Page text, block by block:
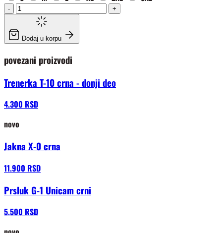
- +
Dodaj u korpu
povezani proizvodi
Trenerka T-10 crna - donji deo
4.300 RSD
novo
Jakna X-0 crna
11.900 RSD
Prsluk G-1 Unicam crni
5.500 RSD